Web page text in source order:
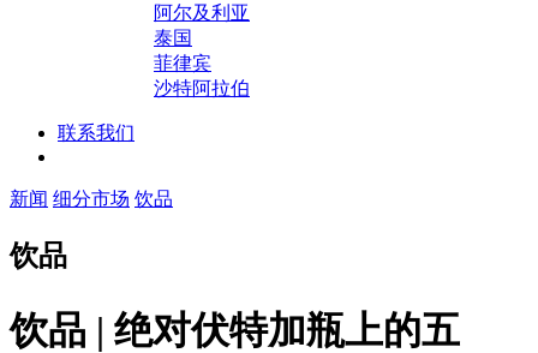
阿尔及利亚
泰国
菲律宾
沙特阿拉伯
联系我们
新闻 细分市场 饮品
饮品
饮品 | 绝对伏特加瓶上的五